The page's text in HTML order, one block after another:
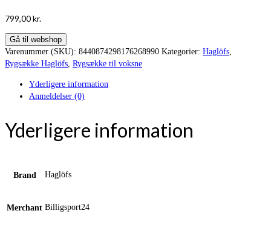
799,00kr.
Gå til webshop
Varenummer (SKU): 8440874298176268990 Kategorier: Haglöfs
Rygsække Haglöfs Rygsække til voksne
Yderligere information
Anmeldelser (0)
Yderligere information
Brand Haglöfs
Merchant Billigsport24